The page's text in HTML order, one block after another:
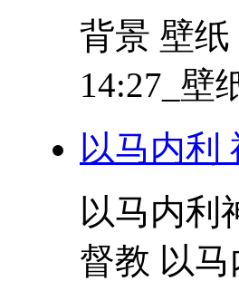
背景 壁纸
14:27_壁
以马内利
以马内利
督教 以马